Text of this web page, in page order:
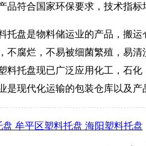
符合国家环保要求，技术指标
托盘是物料储运业的产品，搬
不腐烂，不易被细菌繁殖，易
料托盘现已广泛应用化工，石
现代化运输的包装仓库以及产
牟平区塑料托盘 海阳塑料托盘